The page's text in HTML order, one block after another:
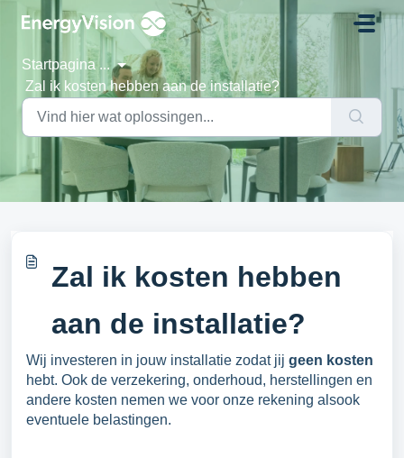
Doorgaan naar hoofdinhoud
Startpagina ...
Zal ik kosten hebben aan de installatie?
Zal ik kosten hebben
aan de installatie?
Wij investeren in jouw installatie zodat jij geen kosten
hebt. Ook de verzekering, onderhoud, herstellingen en
andere kosten nemen we voor onze rekening alsook
eventuele belastingen.